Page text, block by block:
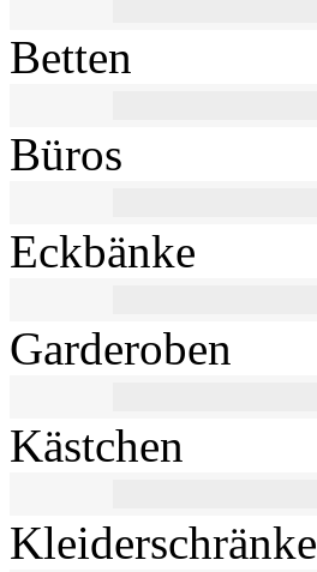
Betten
Büros
Eckbänke
Garderoben
Kästchen
Kleiderschränke